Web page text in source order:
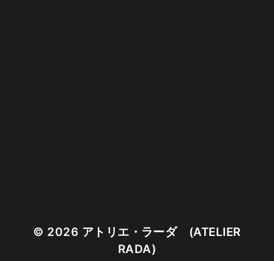
© 2026 アトリエ・ラーダ (ATELIER
RADA)